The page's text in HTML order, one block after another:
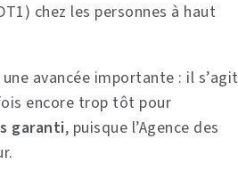
chez les personnes à haut
avancée importante : il s’agit
encore trop tôt pour
garanti, puisque l’Agence des